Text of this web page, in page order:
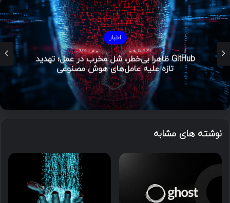
اخبار
GitHub ظاهراً بی‌خطر، شل مخرب در عمل؛ تهدید
تازه علیه عامل‌های هوش مصنوعی
نوشته های مشابه